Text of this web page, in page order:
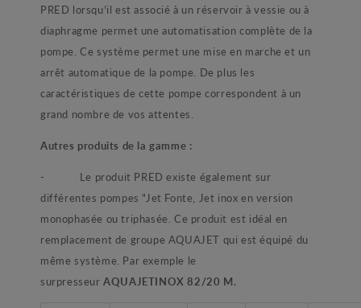
PRED lorsqu’il est associé à un réservoir à vessie ou à
diaphragme permet une automatisation complète de la
pompe. Ce système permet une mise en marche et un
arrêt automatique de la pompe. De plus les
caractéristiques de cette pompe correspondent à un
grand nombre de vos attentes.
Autres produits de la gamme :
- Le produit PRED existe également sur
différentes pompes "Jet Fonte, Jet inox en version
monophasée ou triphasée. Ce produit est idéal en
remplacement de groupe AQUAJET qui est équipé du
même système. Par exemple le
surpresseurAQUAJETINOX 82/20 M.